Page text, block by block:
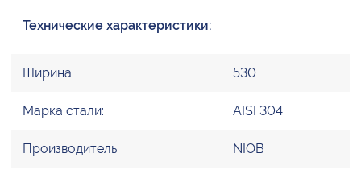
Технические характеристики:
Ширина: 530
Марка стали: AISI 304
Производитель: NIOB